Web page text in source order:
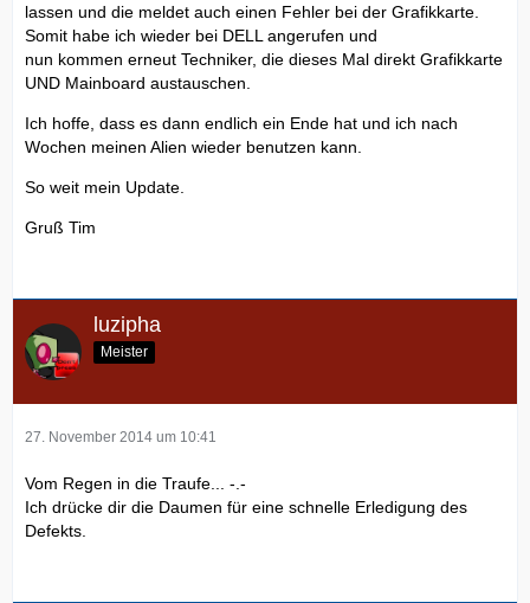
lassen und die meldet auch einen Fehler bei der Grafikkarte.
Somit habe ich wieder bei DELL angerufen und
nun kommen erneut Techniker, die dieses Mal direkt Grafikkarte
UND Mainboard austauschen.
Ich hoffe, dass es dann endlich ein Ende hat und ich nach
Wochen meinen Alien wieder benutzen kann.
So weit mein Update.
Gruß Tim
luzipha
Meister
27. November 2014 um 10:41
Vom Regen in die Traufe... -.-
Ich drücke dir die Daumen für eine schnelle Erledigung des
Defekts.